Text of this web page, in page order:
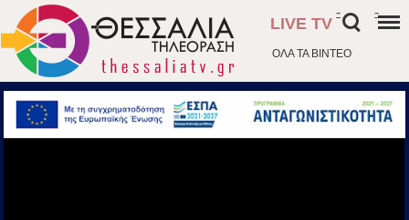
ΟΛΑ ΤΑ ΒΙΝΤΕΟ
LIVE TV
- -